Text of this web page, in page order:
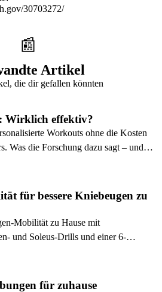
30703272/
📰
Artikel
die dir gefallen könnten
Wirklich effektiv?
Workouts ohne die Kosten
Was die Forschung dazu sagt – und
für bessere Kniebeugen zu
Mobilität zu Hause mit
und Soleus-Drills und einer 6-
für zuhause